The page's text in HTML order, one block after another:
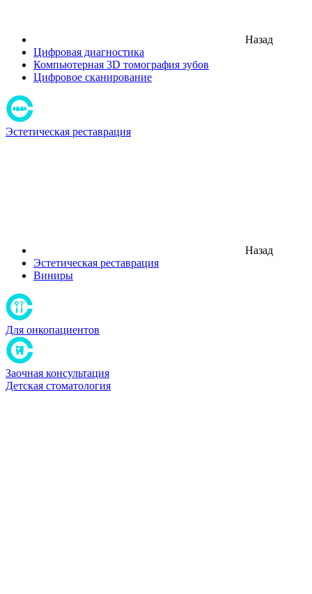
Назад
Цифровая диагностика
Компьютерная 3D томография зубов
Цифровое сканирование
Эстетическая реставрация
Назад
Эстетическая реставрация
Виниры
Для онкопациентов
Заочная консультация
Детская стоматология